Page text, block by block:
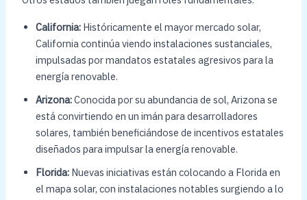
California:Históricamente el mayor mercado solar,
California continúa viendo instalaciones sustanciales,
impulsadas por mandatos estatales agresivos para la
energía renovable.
Arizona:Conocida por su abundancia de sol, Arizona se
está convirtiendo en un imán para desarrolladores
solares, también beneficiándose de incentivos estatales
diseñados para impulsar la energía renovable.
Florida:Nuevas iniciativas están colocando a Florida en
el mapa solar, con instalaciones notables surgiendo a lo